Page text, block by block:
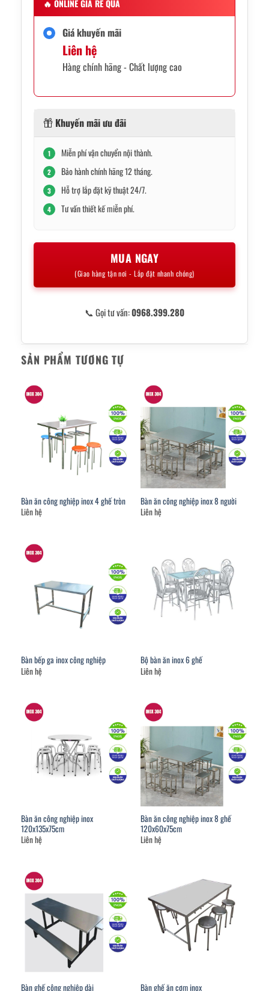
🔥 ONLINE GIÁ RẺ QUÁ
Giá khuyến mãi
Liên hệ
Hàng chính hãng - Chất lượng cao
Khuyến mãi ưu đãi
1 Miễn phí vận chuyển nội thành.
2 Bảo hành chính hãng 12 tháng.
3 Hỗ trợ lắp đặt kỹ thuật 24/7.
4 Tư vấn thiết kế miễn phí.
MUA NGAY
(Giao hàng tận nơi - Lắp đặt nhanh chóng)
📞 Gọi tư vấn:0968.399.280
SẢN PHẨM TƯƠNG TỰ
Bàn ăn công nghiệp inox 4 ghế tròn
Liên hệ
Bàn ăn công nghiệp inox 8 người
Liên hệ
Bàn bếp ga inox công nghiệp
Liên hệ
Bộ bàn ăn inox 6 ghế
Liên hệ
Bàn ăn công nghiệp inox
120x135x75cm
Liên hệ
Bàn ăn công nghiệp inox 8 ghế
120x60x75cm
Liên hệ
Bàn ghế công nghiệp dài
Bàn ghế ăn cơm inox